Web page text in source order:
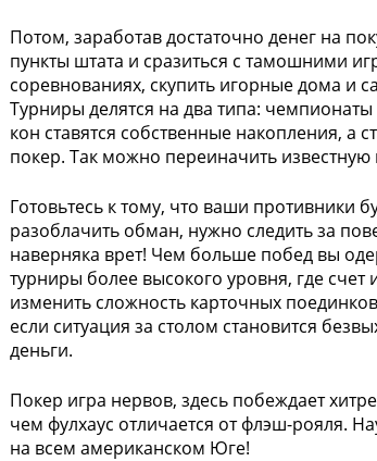
Потом, заработав достаточно денег на
пункты штата и сразиться с тамошними
соревнованиях, скупить игорные дома и
Турниры делятся на два типа:
кон ставятся собственные накопления, а
покер. Так можно переиначить известную
Готовьтесь к тому, что ваши противники
разоблачить обман, нужно следить за
наверняка врет! Чем больше побед вы
турниры более высокого уровня, где счет
изменить сложность карточных
если ситуация за столом становится
деньги.
Покер игра нервов, здесь побеждает
чем фулхаус отличается от флэш-рояля.
на всем американском Юге!